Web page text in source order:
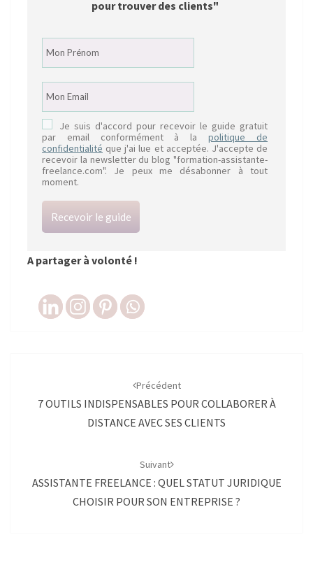
pour trouver des clients"
Je suis d'accord pour recevoir le guide gratuit
par email conformément à lapolitique de
confidentialité que j'ai lue et acceptée. J'accepte de
recevoir la newsletter du blog "formation-assistante-
freelance.com". Je peux me désabonner à tout
moment.
Recevoir le guide
A partager à volonté !
Précédent
7 OUTILS INDISPENSABLES POUR COLLABORER À
DISTANCE AVEC SES CLIENTS
Suivant
ASSISTANTE FREELANCE : QUEL STATUT JURIDIQUE
CHOISIR POUR SON ENTREPRISE ?